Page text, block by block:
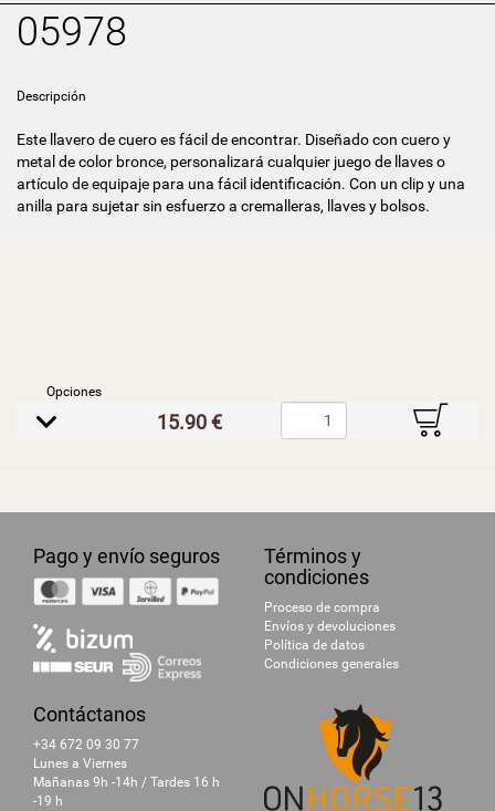
05978
Descripción
Este llavero de cuero es fácil de encontrar. Diseñado con cuero y
metal de color bronce, personalizará cualquier juego de llaves o
artículo de equipaje para una fácil identificación. Con un clip y una
anilla para sujetar sin esfuerzo a cremalleras, llaves y bolsos.
Opciones
E 15.90 € B
Pago y envío seguros
Términos y
condiciones
Proceso de compra
Envíos y devoluciones
Política de datos
Condiciones generales
Contáctanos
+34 672 09 30 77
Lunes a Viernes
Mañanas 9h -14h / Tardes 16 h
-19 h